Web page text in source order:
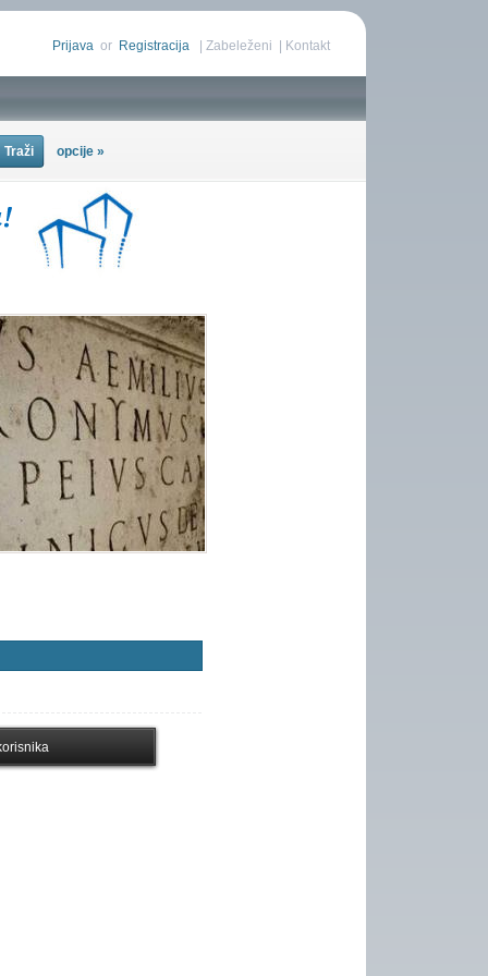
Prijava or Registracija Zabeleženi Kontakt
opcije »